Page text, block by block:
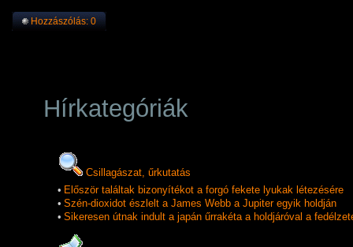
Hozzászólás: 0
Hírkategóriák
Csillagászat, űrkutatás
• Először találtak bizonyítékot a forgó fekete lyukak létezésére
• Szén-dioxidot észlelt a James Webb a Jupiter egyik holdján
• Sikeresen útnak indult a japán űrrakéta a holdjáróval a